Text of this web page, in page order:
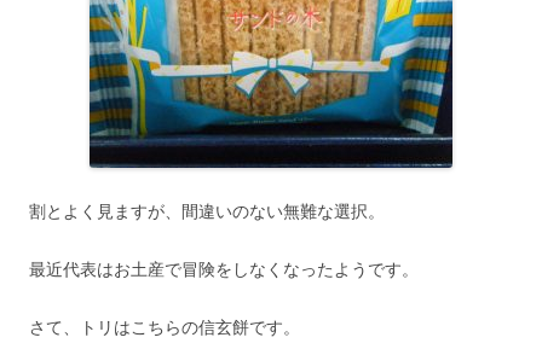
割とよく見ますが、間違いのない無難な選択。
最近代表はお土産で冒険をしなくなったようです。
さて、トリはこちらの信玄餅です。